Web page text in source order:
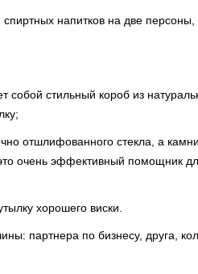
напитков на две персоны,
собой стильный короб из
отшлифованного стекла, а
очень эффективный помощник
хорошего виски.
партнера по бизнесу, друга,